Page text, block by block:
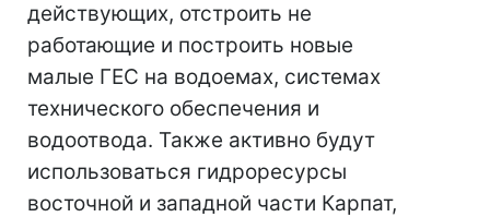
действующих, отстроить не
работающие и построить новые
малые ГЕС на водоемах, системах
технического обеспечения и
водоотвода. Также активно будут
использоваться гидроресурсы
восточной и западной части Карпат,